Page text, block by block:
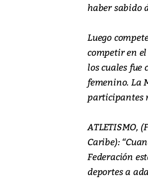
haber sabido
Luego
competir en
los cuales
femenino. La
participantes
ATLETISMO,
Caribe):
Federación
deportes a